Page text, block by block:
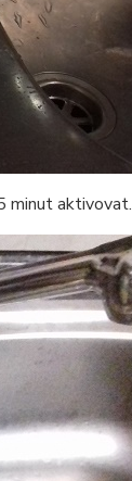
minut aktivovat.